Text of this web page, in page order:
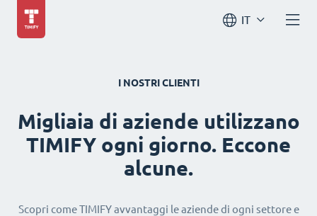
IT
I NOSTRI CLIENTI
Migliaia di aziende utilizzano
TIMIFY ogni giorno. Eccone
alcune.
Scopri come TIMIFY avvantaggi le aziende di ogni settore e